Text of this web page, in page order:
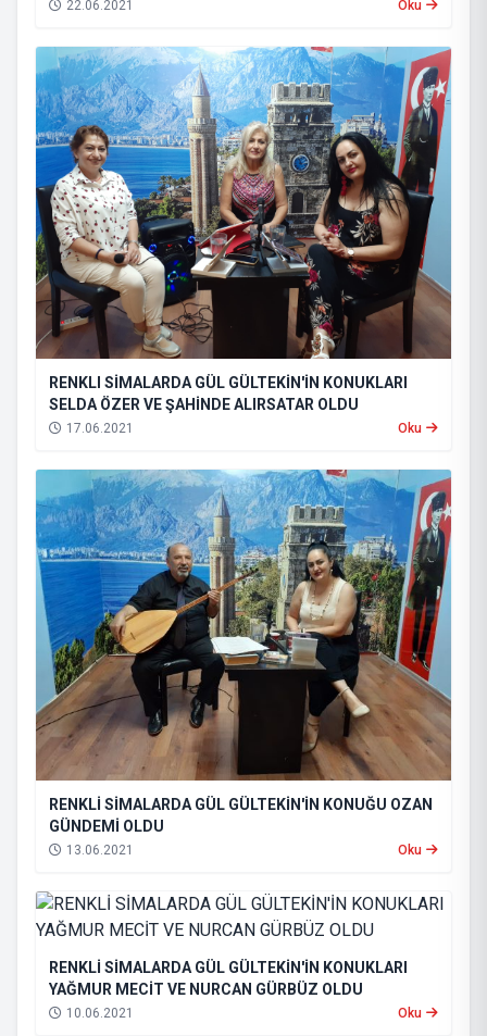
taksicilerin yaşadıkları sorunlar ele alındı. Programı izlemek için
22.06.2021 Oku
RENKLI SİMALARDA GÜL GÜLTEKİN'İN KONUKLARI
SELDA ÖZER VE ŞAHİNDE ALIRSATAR OLDU
17.06.2021 Oku
RENKLİ SİMALARDA GÜL GÜLTEKİN'İN KONUĞU OZAN
GÜNDEMİ OLDU
13.06.2021 Oku
RENKLİ SİMALARDA GÜL GÜLTEKİN'İN KONUKLARI
YAĞMUR MECİT VE NURCAN GÜRBÜZ OLDU
10.06.2021 Oku